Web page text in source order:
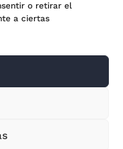
o retirar el
a ciertas